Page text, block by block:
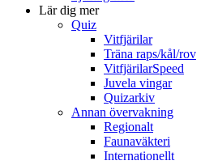
Lär dig mer
Quiz
Vitfjärilar
Träna raps/kål/rov
VitfjärilarSpeed
Juvela vingar
Quizarkiv
Annan övervakning
Regionalt
Faunaväkteri
Internationellt